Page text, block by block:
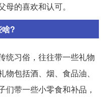
的喜欢和认可。
?
统习俗，往往带一些礼物
包括酒、烟、食品油、
们带一些小零食和补品，